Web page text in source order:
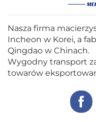
Nasza firma
Incheon w Korei, a
Qingdao w Chinach.
Wygodny transport
towarów